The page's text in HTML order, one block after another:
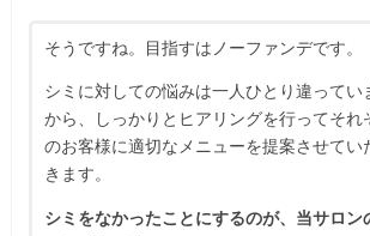
そうですね。目指すはノーファンデです。
シミに対しての悩みは一人ひとり違ってい
から、しっかりとヒアリングを行ってそれ
のお客様に適切なメニューを提案させてい
きます。
シミをなかったことにするのが、当サロン